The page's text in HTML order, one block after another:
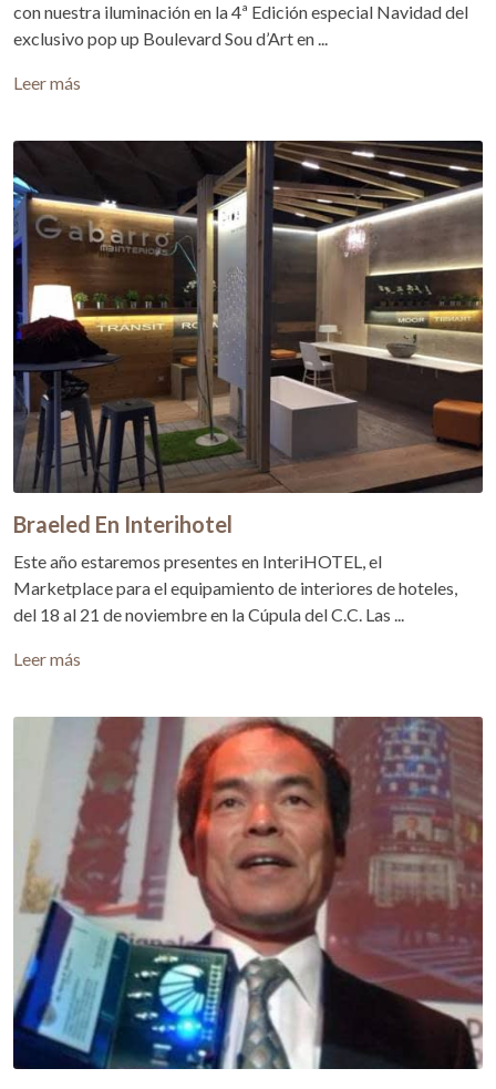
con nuestra iluminación en la 4ª Edición especial Navidad del
exclusivo pop up Boulevard Sou d’Art en ...
Leer más
Braeled En Interihotel
Este año estaremos presentes en InteriHOTEL, el
Marketplace para el equipamiento de interiores de hoteles,
del 18 al 21 de noviembre en la Cúpula del C.C. Las ...
Leer más